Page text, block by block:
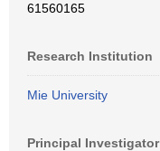
61560165
Research Institution
Mie University
Principal Investigator